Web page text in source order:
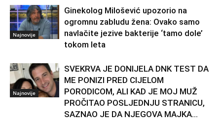
Najnovije
Ginekolog Milošević upozorio na
ogromnu zabludu žena: Ovako samo
navlačite jezive bakterije ‘tamo dole’
tokom leta
Najnovije
SVEKRVA JE DONIJELA DNK TEST DA
ME PONIZI PRED CIJELOM
PORODICOM, ALI KAD JE MOJ MUŽ
PROČITAO POSLJEDNJU STRANICU,
SAZNAO JE DA NJEGOVA MAJKA...